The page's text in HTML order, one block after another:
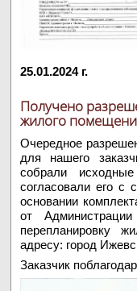
25.01.2024 г.
Получено
жилого
Очередное
для нашего
собрали
согласовали его с
основании
от
перепланировку
адресу: город
Заказчик